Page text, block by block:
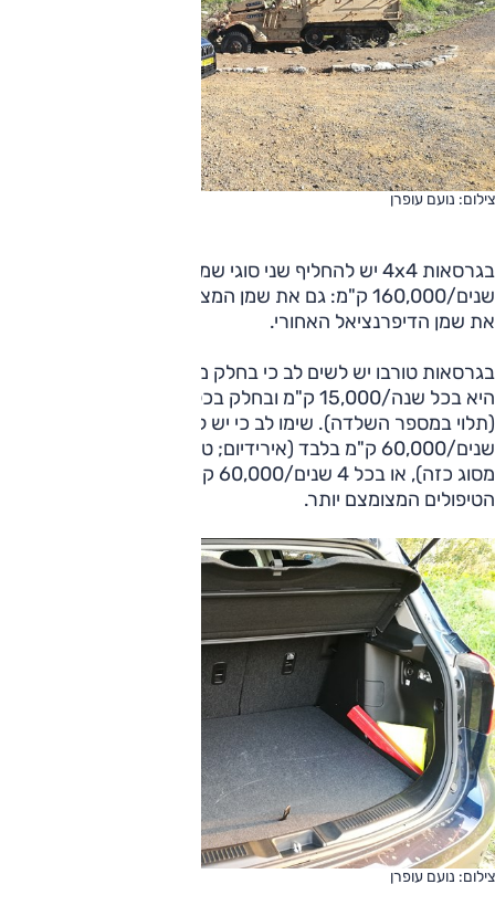
צילום: נועם עופרן
שנים/160,000 ק"מ: גם את שמן המצמד של הסרן האחורי, גם
את שמן הדיפרנציאל האחורי.
בגרסאות טורבו יש לשים לב כי בחלק מהדגמים שגרת הטיפולים
שנים/60,000 ק"מ בלבד (אירידיום; טווח צנוע בשביל מצתים
מסוג כזה), או בכל 4 שנים/60,000 ק"מ במפרט עם מרווח
הטיפולים המצומצם יותר.
צילום: נועם עופרן